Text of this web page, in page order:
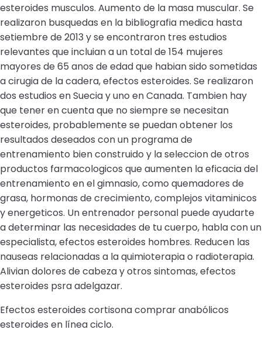
esteroides musculos. Aumento de la masa muscular. Se
realizaron busquedas en la bibliografia medica hasta
setiembre de 2013 y se encontraron tres estudios
relevantes que incluian a un total de 154 mujeres
mayores de 65 anos de edad que habian sido sometidas
a cirugia de la cadera, efectos esteroides. Se realizaron
dos estudios en Suecia y uno en Canada. Tambien hay
que tener en cuenta que no siempre se necesitan
esteroides, probablemente se puedan obtener los
resultados deseados con un programa de
entrenamiento bien construido y la seleccion de otros
productos farmacologicos que aumenten la eficacia del
entrenamiento en el gimnasio, como quemadores de
grasa, hormonas de crecimiento, complejos vitaminicos
y energeticos. Un entrenador personal puede ayudarte
a determinar las necesidades de tu cuerpo, habla con un
especialista, efectos esteroides hombres. Reducen las
nauseas relacionadas a la quimioterapia o radioterapia.
Alivian dolores de cabeza y otros sintomas, efectos
esteroides psra adelgazar.
Efectos esteroides cortisona comprar anabólicos
esteroides en línea ciclo.